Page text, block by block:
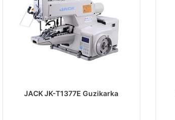
JACK JK-T1377E Guzikarka